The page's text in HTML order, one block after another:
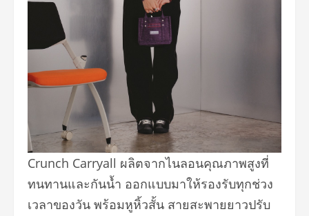
Crunch Carryall ผลิตจากไนลอนคุณภาพสูงที่
ทนทานและกันน้ำ ออกแบบมาให้รองรับทุกช่วง
เวลาของวัน พร้อมหูหิ้วสั้น สายสะพายยาวปรับ